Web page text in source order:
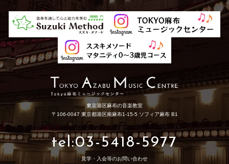
東京港区麻布の音楽教室
〒106-0047 東京都港区南麻布1-15-5 ソフィア麻布 B1
tel:03-5418-5977
見学・入会等のお問い合わせ